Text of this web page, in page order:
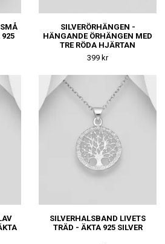
925
SILVERÖRHÄNGEN -
HÄNGANDE ÖRHÄNGEN MED
TRE RÖDA HJÄRTAN
399 kr
SILVERHALSBAND LIVETS
TRÄD - ÄKTA 925 SILVER